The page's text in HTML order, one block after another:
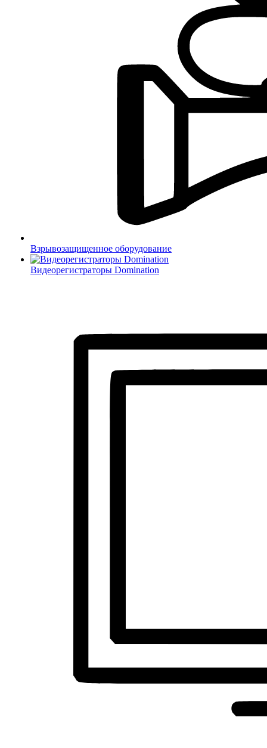
Взрывозащищенное оборудование
Видеорегистраторы Domination